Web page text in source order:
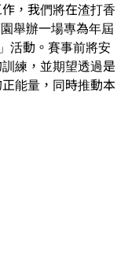
，我們將在渣打香
舉辦一場專為年屆
活動。賽事前將安
練，並期望透過是
能量，同時推動本